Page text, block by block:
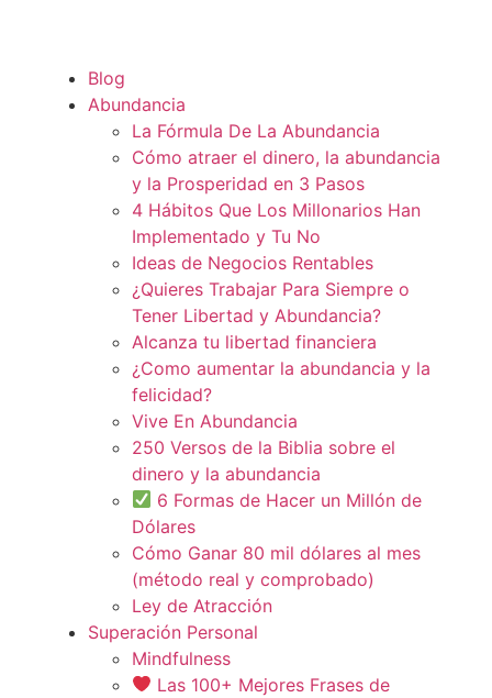
Blog
Abundancia
La Fórmula De La Abundancia
Cómo atraer el dinero, la abundancia
y la Prosperidad en 3 Pasos
4 Hábitos Que Los Millonarios Han
Implementado y Tu No
Ideas de Negocios Rentables
¿Quieres Trabajar Para Siempre o
Tener Libertad y Abundancia?
Alcanza tu libertad financiera
¿Como aumentar la abundancia y la
felicidad?
Vive En Abundancia
250 Versos de la Biblia sobre el
dinero y la abundancia
6 Formas de Hacer un Millón de
Dólares
Cómo Ganar 80 mil dólares al mes
(método real y comprobado)
Ley de Atracción
Superación Personal
Mindfulness
Las 100+ Mejores Frases de